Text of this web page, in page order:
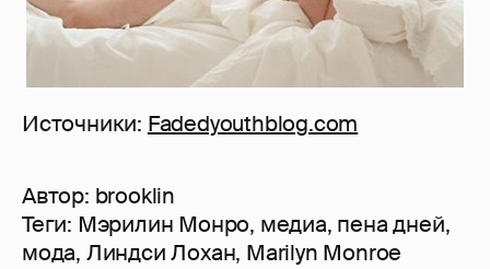
Источники: Fadedyouthblog.com
Автор: brooklin
Теги: Мэрилин Монро, медиа, пена дней,
мода, Линдси Лохан, Marilyn Monroe